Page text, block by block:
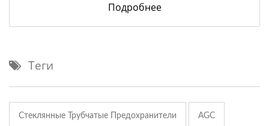
Подробнее
Теги
Стеклянные Трубчатые Предохранители AGC